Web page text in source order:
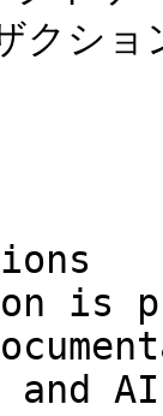
クシ
is
and